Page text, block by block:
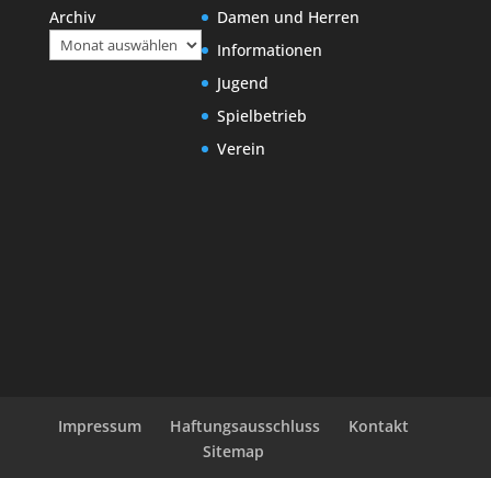
Archiv
Damen und Herren
Informationen
Jugend
Spielbetrieb
Verein
Impressum Haftungsausschluss
Kontakt
Sitemap